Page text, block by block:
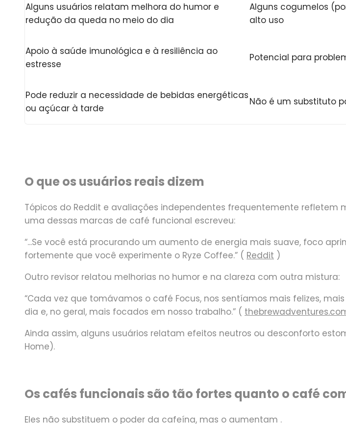
Alguns usuários relatam melhora do humor e
redução da queda no meio do dia
Alguns cogumelos
alto uso
Apoio à saúde imunológica e à resiliência ao
estresse
Potencial para
Pode reduzir a necessidade de bebidas energéticas
ou açúcar à tarde
Não é um substituto
O que os usuários reais dizem
Tópicos do Reddit e avaliações independentes frequentemente refletem
uma dessas marcas de café funcional escreveu:
“...Se você está procurando um aumento de energia mais suave, foco
fortemente que você experimente o Ryze Coffee.” ( Reddit )
Outro revisor relatou melhorias no humor e na clareza com outra mistura:
“Cada vez que tomávamos o café Focus, nos sentíamos mais felizes,
dia e, no geral, mais focados em nosso trabalho.” (
Ainda assim, alguns usuários relatam efeitos neutros ou desconforto
Home).
Os cafés funcionais são tão fortes quanto o café
Eles não substituem o poder da cafeína, mas o aumentam .